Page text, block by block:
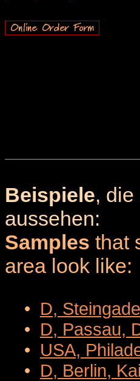
Beispiele,
aussehen:
Samples that
area look like:
• D,
• D, Passau,
• USA,
• D, Berlin,